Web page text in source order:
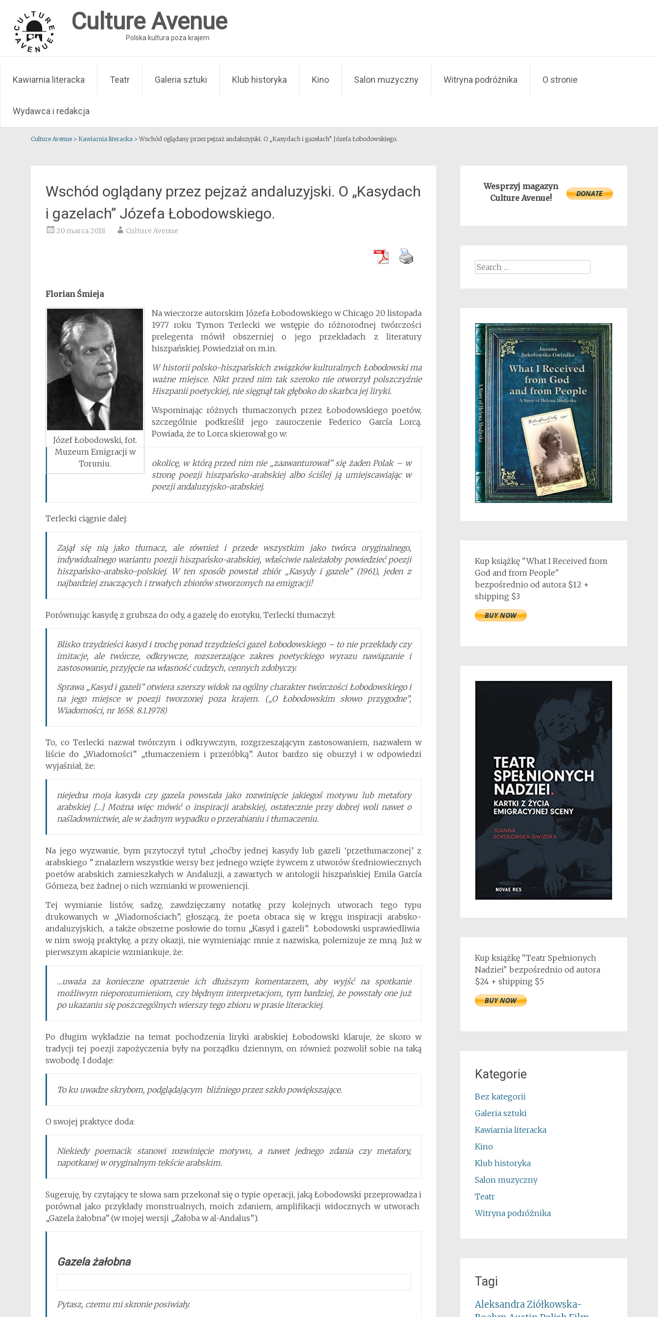
content
Culture Avenue
Polska kultura poza krajem
Kawiarnia literacka Teatr Galeria sztuki Klub historyka Kino Salon muzyczny Witryna podróżnika O stronie
Wydawca i redakcja
Culture Avenue > Kawiarnia literacka > Wschód oglądany przez pejzaż andaluzyjski. O „Kasydach i gazelach” Józefa Łobodowskiego.
Wschód oglądany przez pejzaż andaluzyjski. O „Kasydach
i gazelach” Józefa Łobodowskiego.
20 marca 2018 Culture Avenue
Florian Śmieja
Józef Łobodowski, fot.
Muzeum Emigracji w
Toruniu.
Na wieczorze autorskim Józefa Łobodowskiego w Chicago 20 listopada
1977 roku Tymon Terlecki we wstępie do różnorodnej twórczości
prelegenta mówił obszerniej o jego przekładach z literatury
hiszpańskiej. Powiedział on m.in.
W historii polsko-hiszpańskich związków kulturalnych Łobodowski ma
ważne miejsce. Nikt przed nim tak szeroko nie otworzył polszczyźnie
Hiszpanii poetyckiej, nie sięgnął tak głęboko do skarbca jej liryki.
Wspominając różnych tłumaczonych przez Łobodowskiego poetów,
szczególnie podkreślił jego zauroczenie Federico García Lorcą.
Powiada, że to Lorca skierował go w:
okolicę, w którą przed nim nie „zaawanturował” się żaden Polak – w
stronę poezji hiszpańsko-arabskiej albo ściślej ją umiejscawiając w
poezji andaluzyjsko-arabskiej.
Terlecki ciągnie dalej:
Zajął się nią jako tłumacz, ale również i przede wszystkim jako twórca oryginalnego,
indywidualnego wariantu poezji hiszpańsko-arabskiej, właściwie należałoby powiedzieć poezji
hiszpańsko-arabsko-polskiej. W ten sposób powstał zbiór „Kasydy i gazele” (1961), jeden z
najbardziej znaczących i trwałych zbiorów stworzonych na emigracji!
Porównując kasydę z grubsza do ody, a gazelę do erotyku, Terlecki tłumaczył:
Blisko trzydzieści kasyd i trochę ponad trzydzieści gazel Łobodowskiego – to nie przekłady czy
imitacje, ale twórcze, odkrywcze, rozszerzające zakres poetyckiego wyrazu nawiązanie i
zastosowanie, przyjęcie na własność cudzych, cennych zdobyczy.
Sprawa „Kasyd i gazeli” otwiera szerszy widok na ogólny charakter twórczości Łobodowskiego i
na jego miejsce w poezji tworzonej poza krajem. („O Łobodowskim słowo przygodne”,
Wiadomości, nr 1658. 8.1.1978)
To, co Terlecki nazwał twórczym i odkrywczym, rozgrzeszającym zastosowaniem, nazwałem w
liście do „Wiadomości” „tłumaczeniem i przeróbką”. Autor bardzo się oburzył i w odpowiedzi
wyjaśniał, że:
niejedna moja kasyda czy gazela powstała jako rozwinięcie jakiegoś motywu lub metafory
arabskiej […] Można więc mówić o inspiracji arabskiej, ostatecznie przy dobrej woli nawet o
naśladownictwie, ale w żadnym wypadku o przerabianiu i tłumaczeniu.
Na jego wyzwanie, bym przytoczył tytuł „choćby jednej kasydy lub gazeli ‘przetłumaczonej’ z
arabskiego ” znalazłem wszystkie wersy bez jednego wzięte żywcem z utworów średniowiecznych
poetów arabskich zamieszkałych w Andaluzji, a zawartych w antologii hiszpańskiej Emila García
Gómeza, bez żadnej o nich wzmianki w proweniencji.
Tej wymianie listów, sadzę, zawdzięczamy notatkę przy kolejnych utworach tego typu
drukowanych w „Wiadomościach”, głoszącą, że poeta obraca się w kręgu inspiracji arabsko-
andaluzyjskich, a także obszerne posłowie do tomu „Kasyd i gazeli”. Łobodowski usprawiedliwia
w nim swoją praktykę, a przy okazji, nie wymieniając mnie z nazwiska, polemizuje ze mną. Już w
pierwszym akapicie wzmiankuje, że:
…uważa za konieczne opatrzenie ich dłuższym komentarzem, aby wyjść na spotkanie
możliwym nieporozumieniom, czy błędnym interpretacjom, tym bardziej, że powstały one już
po ukazaniu się poszczególnych wierszy tego zbioru w prasie literackiej.
Po długim wykładzie na temat pochodzenia liryki arabskiej Łobodowski klaruje, że skoro w
tradycji tej poezji zapożyczenia były na porządku dziennym, on również pozwolił sobie na taką
swobodę. I dodaje:
To ku uwadze skrybom, podglądającym bliźniego przez szkło powiększające.
O swojej praktyce doda:
Niekiedy poemacik stanowi rozwinięcie motywu, a nawet jednego zdania czy metafory,
napotkanej w oryginalnym tekście arabskim.
Sugeruję, by czytający te słowa sam przekonał się o typie operacji, jaką Łobodowski przeprowadza i
porównał jako przykłady monstrualnych, moich zdaniem, amplifikacji widocznych w utworach
„Gazela żałobna” (w mojej wersji „Żałoba w al-Andalus”).
Gazela żałobna
Pytasz, czemu mi skronie posiwiały.
Wesprzyj magazyn
Culture Avenue!
Search
Kup książkę "What I Received from
God and from People"
bezpośrednio od autora $12 +
shipping $3
Kup książkę "Teatr Spełnionych
Nadziei" bezpośrednio od autora
$24 + shipping $5
Kategorie
Bez kategorii
Galeria sztuki
Kawiarnia literacka
Kino
Klub historyka
Salon muzyczny
Teatr
Witryna podróżnika
Tagi
Aleksandra Ziółkowska-